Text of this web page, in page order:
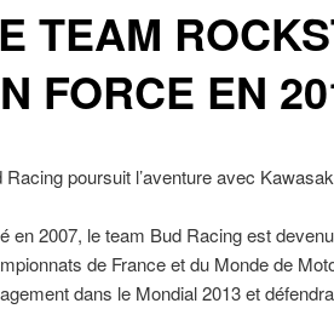
TEAM
FORCE EN
Racing poursuit l’aventure avec
en 2007, le team Bud Racing est
de France et du Monde de
dans le Mondial 2013 et